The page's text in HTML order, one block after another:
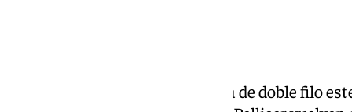
recibe a un Cartagena de doble filo